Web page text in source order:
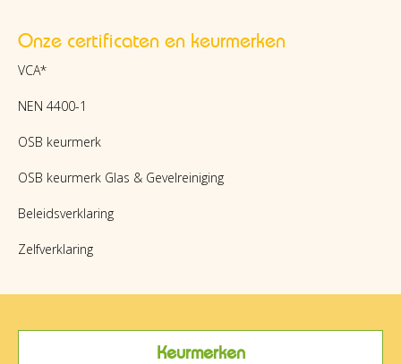
Onze certificaten en keurmerken
VCA*
NEN 4400-1
OSB keurmerk
OSB keurmerk Glas & Gevelreiniging
Beleidsverklaring
Zelfverklaring
Keurmerken